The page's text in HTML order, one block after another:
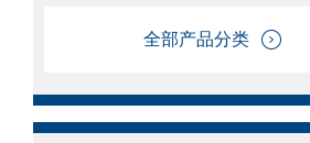
全部产品分类